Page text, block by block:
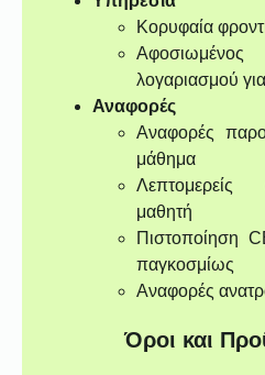
Κορυφαία
λογαριασμού
Αναφορές
Αναφορές
μάθημα
μαθητή
Πιστοποίηση
παγκοσμίως
Αναφορές
Όροι και